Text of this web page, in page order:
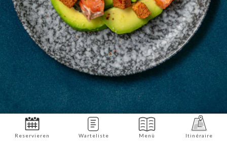
Reservieren Warteliste Menü Itinéraire